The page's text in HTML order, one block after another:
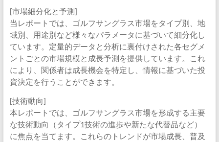
[市場細分化と予測]
当レポートでは、ゴルフサングラス市場をタイプ別、地
域別、用途別など様々なパラメータに基づいて細分化し
ています。定量的データと分析に裏付けされた各セグメ
ントごとの市場規模と成長予測を提供しています。これ
により、関係者は成長機会を特定し、情報に基づいた投
資決定を行うことができます。
[技術動向]
本レポートでは、ゴルフサングラス市場を形成する主要
な技術動向（タイプ1技術の進歩や新たな代替品など）
に焦点を当てます。これらのトレンドが市場成長、普及